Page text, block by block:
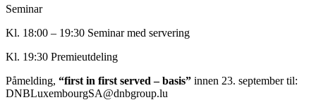
Seminar
Kl. 18:00 – 19:30 Seminar med servering
Kl. 19:30 Premieutdeling
Påmelding, “first in first served – basis” innen 23. september til:
DNBLuxembourgSA@dnbgroup.lu